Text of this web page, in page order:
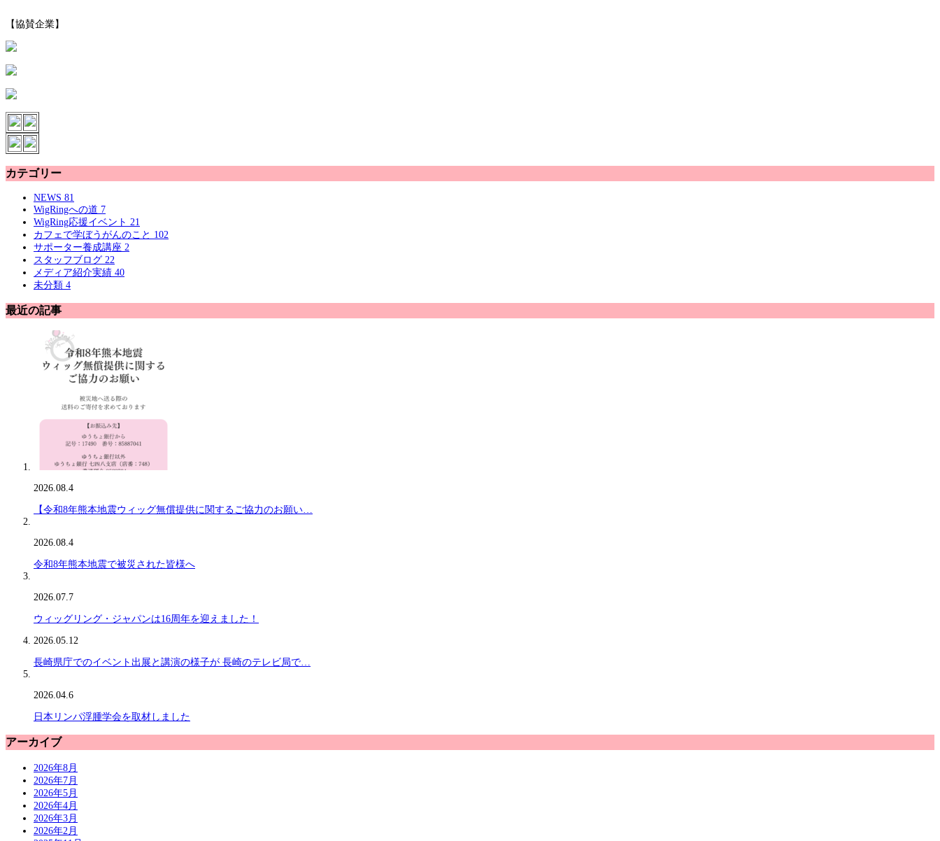
【協賛企業】
カテゴリー
NEWS 81
WigRingへの道 7
WigRing応援イベント 21
カフェで学ぼうがんのこと 102
サポーター養成講座 2
スタッフブログ 22
メディア紹介実績 40
未分類 4
最近の記事
2026.08.4
【令和8年熊本地震ウィッグ無償提供に関するご協力のお願い…
2026.08.4
令和8年熊本地震で被災された皆様へ
2026.07.7
ウィッグリング・ジャパンは16周年を迎えました！
2026.05.12
長崎県庁でのイベント出展と講演の様子が 長崎のテレビ局で…
2026.04.6
日本リンパ浮腫学会を取材しました
アーカイブ
2026年8月
2026年7月
2026年5月
2026年4月
2026年3月
2026年2月